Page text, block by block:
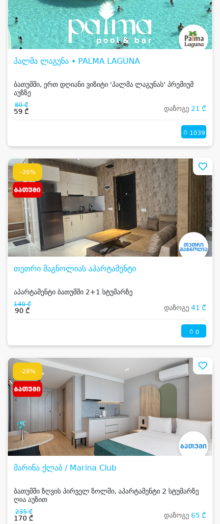
პალმა ლაგუნა • PALMA LAGUNA
ბათუმში, ერთ დღიანი ვიზიტი 'პალმა ლაგუნას' პრემიუმ
აუზზე
80 ₾
59 ₾ დაზოგე 21 ₾
1039
-36%
თეთრი მაგნოლიას აპარტამენტი
აპარტამენტი ბათუმში 2+1 სტუმარზე
140 ₾
90 ₾ დაზოგე 41 ₾
0
-28%
მარინა ქლაბ / Marina Club
ბათუმში ზღვის პირველ ზოლში, აპარტამენტი 2 სტუმარზე
ღია აუზით
235 ₾
170 ₾ დაზოგე 65 ₾